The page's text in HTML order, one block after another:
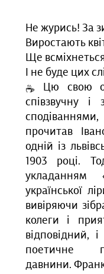
Не журись! За
Виростають
Ще
І не буде цих
Цю свою
співзвучну
прочитав
одній із
1903 році.
укладанням
української
вивіряючи
колеги і
відповідний,
поетичне
давнини.